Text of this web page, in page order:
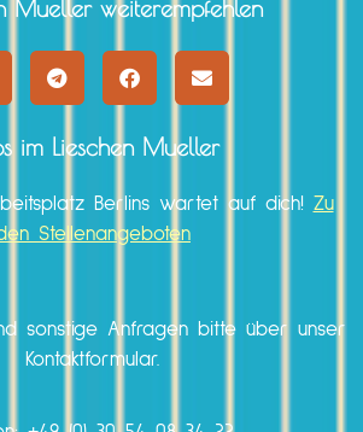
Mueller weiterempfehlen
im Lieschen Mueller
Berlins wartet auf dich! Zu
Stellenangeboten
sonstige Anfragen bitte über unser
Kontaktformular.